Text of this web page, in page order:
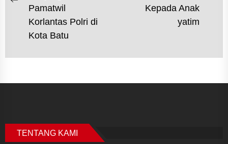
Previous
post:
Pamatwil
Korlantas Polri di
Kota Batu
Kepada Anak
yatim
TENTANG KAMI